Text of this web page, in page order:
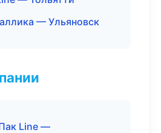
— Ульяновск
Line —